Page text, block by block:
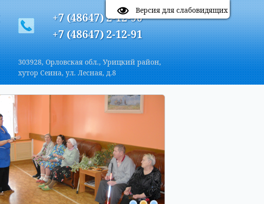
Цветовая схема: A A A
Версия для слабовидящих
+7 (48647) 2-12-90
+7 (48647) 2-12-91
303928, Орловская обл., Урицкий район,
хутор Сеина, ул. Лесная, д.8